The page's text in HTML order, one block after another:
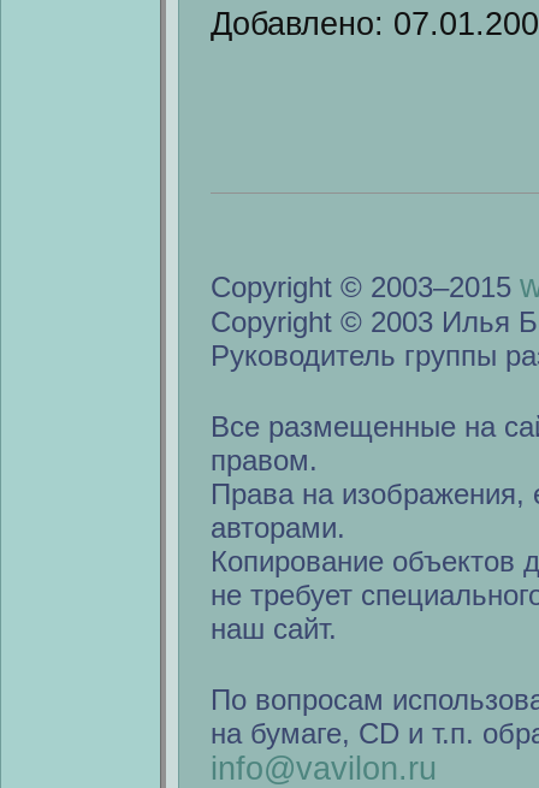
Добавлено:
Copyright © 2003–2015
Copyright © 2003 Илья
Руководитель группы
Все размещенные на
правом.
Права на изображения,
авторами.
Копирование объектов
не требует
наш сайт.
По вопросам
на бумаге, CD и т.п.
info@vavilon.ru